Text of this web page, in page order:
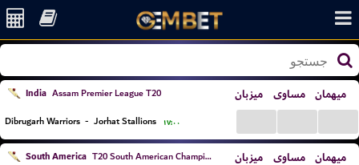
India Assam Premier League T20 میزبان مساوی میهمان
Dibrugarh Warriors - Jorhat Stallions ۱۷:۰۰
South America T20 South American Championship میزبان مساوی میهمان